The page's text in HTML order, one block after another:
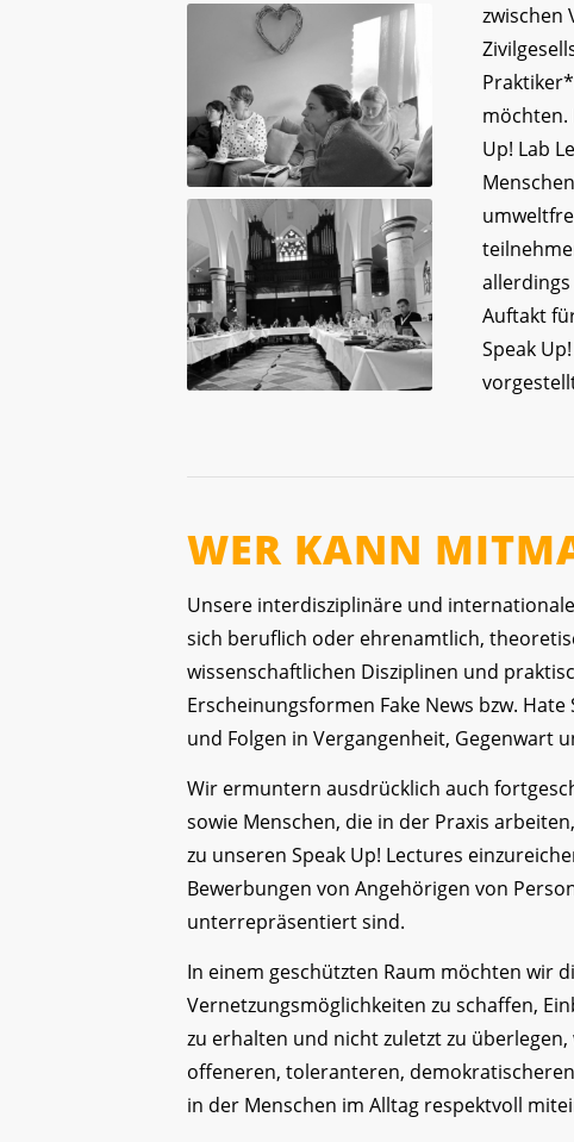
zwischen
möchten.
Up! Lab
Auftakt
Speak
WER KANN
Unsere interdisziplinäre und
sich beruflich oder ehrenamtlich,
wissenschaftlichen Disziplinen und
Erscheinungsformen Fake News bzw.
und Folgen in Vergangenheit, Gegenwart
Wir ermuntern ausdrücklich auch
sowie Menschen, die in der Praxis
zu unseren Speak Up! Lectures
Bewerbungen von Angehörigen von
unterrepräsentiert sind.
In einem geschützten Raum möchten wir
Vernetzungsmöglichkeiten zu schaffen,
zu erhalten und nicht zuletzt zu
offeneren, toleranteren,
in der Menschen im Alltag respektvoll